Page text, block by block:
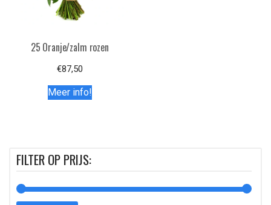
25 Oranje/zalm rozen
€87,50
Meer info!
FILTER OP PRIJS: